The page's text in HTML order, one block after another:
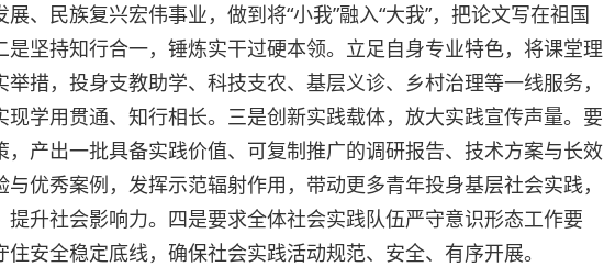
、民族复兴宏伟事业，做到将“小我”融入“大我”，把论文写在祖国
坚持知行合一，锤炼实干过硬本领。立足自身专业特色，将课堂理
措，投身支教助学、科技支农、基层义诊、乡村治理等一线服务，
学用贯通、知行相长。三是创新实践载体，放大实践宣传声量。要
产出一批具备实践价值、可复制推广的调研报告、技术方案与长效
优秀案例，发挥示范辐射作用，带动更多青年投身基层社会实践，
升社会影响力。四是要求全体社会实践队伍严守意识形态工作要
安全稳定底线，确保社会实践活动规范、安全、有序开展。